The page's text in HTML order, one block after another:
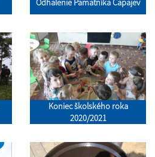
Odhalenie Pamätníka Čapajev
Koniec školského roka
2020/2021